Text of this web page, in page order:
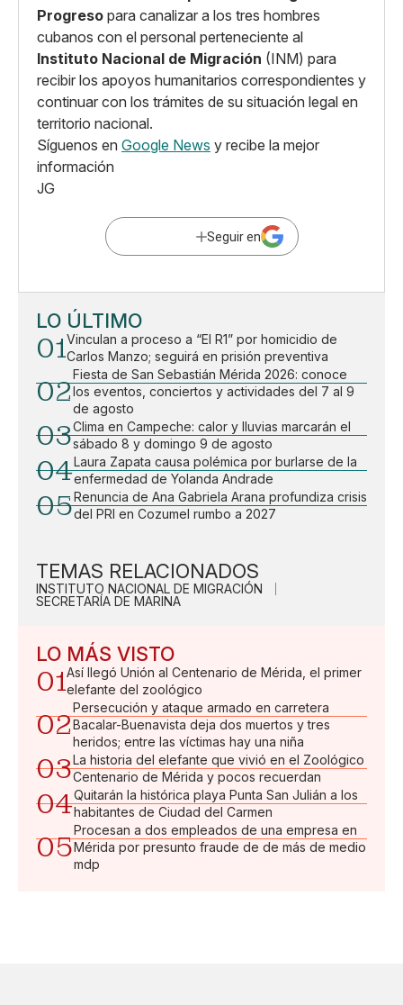
Progreso para canalizar a los tres hombres
cubanos con el personal perteneciente al
Instituto Nacional de Migración (INM) para
recibir los apoyos humanitarios correspondientes y
continuar con los trámites de su situación legal en
territorio nacional.
Síguenos en Google News y recibe la mejor
información
JG
Seguir en
LO ÚLTIMO
01Vinculan a proceso a “El R1” por homicidio de
Carlos Manzo; seguirá en prisión preventiva
02
Fiesta de San Sebastián Mérida 2026: conoce
los eventos, conciertos y actividades del 7 al 9
de agosto
03Clima en Campeche: calor y lluvias marcarán el
sábado 8 y domingo 9 de agosto
04Laura Zapata causa polémica por burlarse de la
enfermedad de Yolanda Andrade
05Renuncia de Ana Gabriela Arana profundiza crisis
del PRI en Cozumel rumbo a 2027
TEMAS RELACIONADOS
INSTITUTO NACIONAL DE MIGRACIÓN
SECRETARÍA DE MARINA
LO MÁS VISTO
01Así llegó Unión al Centenario de Mérida, el primer
elefante del zoológico
02
Persecución y ataque armado en carretera
Bacalar-Buenavista deja dos muertos y tres
heridos; entre las víctimas hay una niña
03La historia del elefante que vivió en el Zoológico
Centenario de Mérida y pocos recuerdan
04Quitarán la histórica playa Punta San Julián a los
habitantes de Ciudad del Carmen
05
Procesan a dos empleados de una empresa en
Mérida por presunto fraude de de más de medio
mdp